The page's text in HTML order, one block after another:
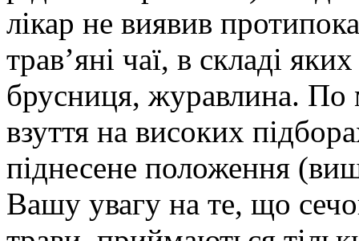
лікар не виявив
трав’яні чаї, в складі
брусниця, журавлина. По
взуття на високих
піднесене положення
Вашу увагу на те, що